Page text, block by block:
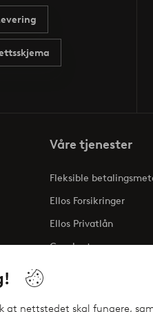
at nettstedet skal fungere,
Våre tjenester
Fleksible
Ellos Forsikringer
Ellos Privatlån
Gavekort